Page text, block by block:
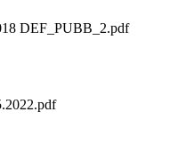
DEF_PUBB_2.pdf